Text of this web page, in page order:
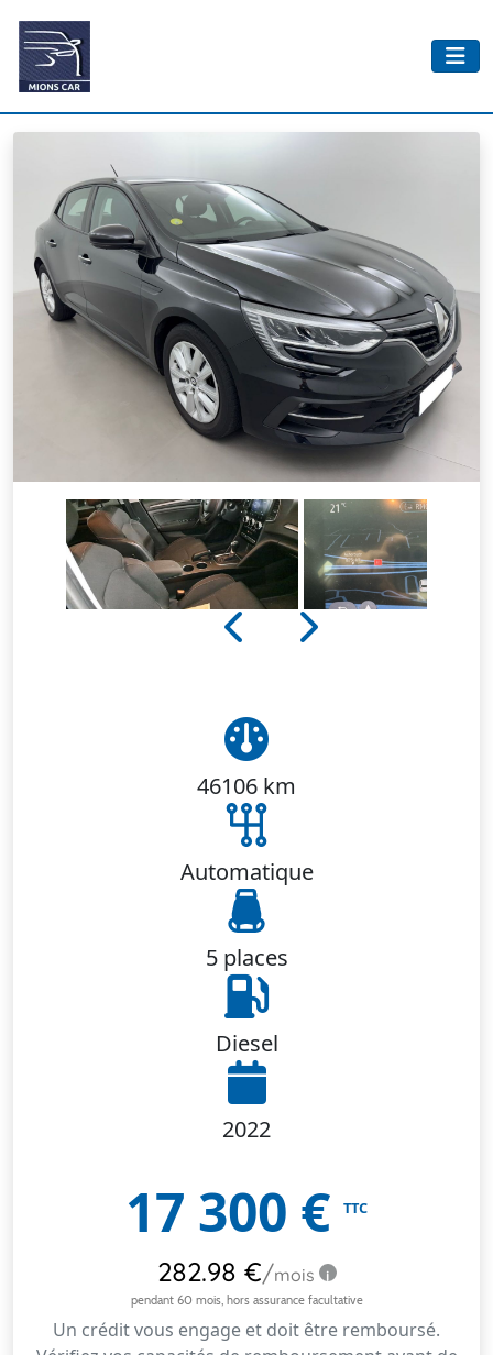
46106 km
Automatique
5 places
Diesel
2022
17 300 € TTC
Un crédit vous engage et doit être remboursé.